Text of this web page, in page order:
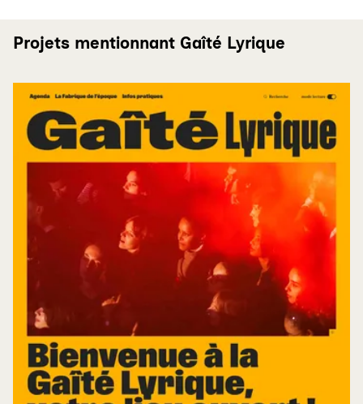
Projets mentionnant Gaîté Lyrique